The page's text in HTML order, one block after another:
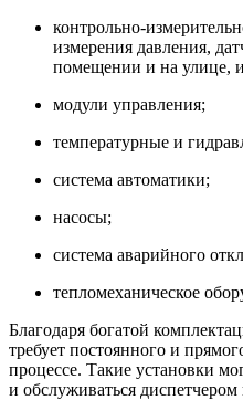
контрольно-
измерения давления,
помещении и на улице,
модули управления;
температурные и
система автоматики;
насосы;
система аварийного
тепломеханическое
Благодаря богатой
требует постоянного и
процессе. Такие установки
и обслуживаться диспетчером